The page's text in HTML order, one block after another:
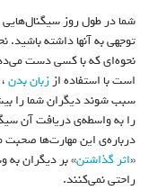
شما در طول روز سیگنال‌هایی
توجهی به آنها داشته
نحوه‌ای که با کسی دست
است با استفاده اززبان بدن
سبب شوند دیگران شما را
را به واسطه‌ی دریافت آن
درباره‌ی این مهارت‌ها
«اثر گذاشتن» بر دیگران به
راحتی نمی‌کنند.